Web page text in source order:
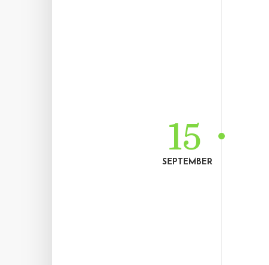
15
SEPTEMBER